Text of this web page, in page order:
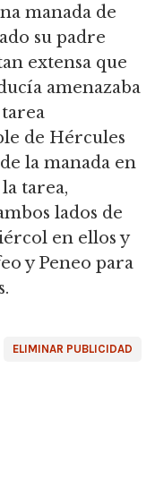
manada de
su padre
extensa que
amenazaba
de Hércules
la manada en
tarea,
lados de
en ellos y
y Peneo para
ELIMINAR PUBLICIDAD